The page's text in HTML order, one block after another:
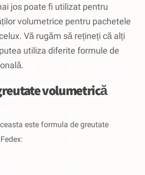
jos poate fi utilizat pentru
volumetrice pentru pachetele
Vă rugăm să rețineți că alți
utiliza diferite formule de
volumetrică
este formula de greutate